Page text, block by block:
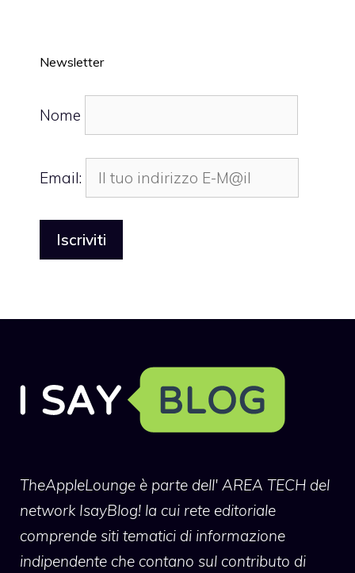
Newsletter
Nome
Email:
TheAppleLounge è parte dell' AREA TECH del
network IsayBlog! la cui rete editoriale
comprende siti tematici di informazione
indipendente che contano sul contributo di